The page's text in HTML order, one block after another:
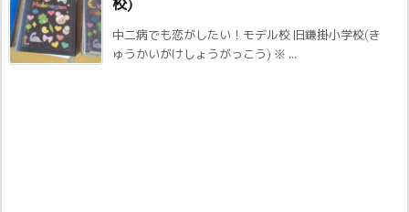
校)
中二病でも恋がしたい！モデル校 旧鎌掛小学校(き
ゅうかいがけしょうがっこう) ※ ...